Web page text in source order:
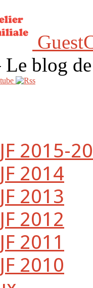
blog
2015-
2014
2013
2012
2011
2010